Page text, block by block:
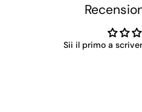
Sii il primo a